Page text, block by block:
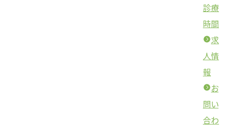
診療
時間
求
人情
報
お
問い
合わ